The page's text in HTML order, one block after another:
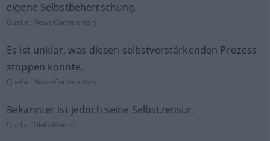
eigene Selbstbeherrschung.
Quelle: News-Commentary
Es ist unklar, was diesen selbstverstärkenden Prozess
stoppen könnte.
Quelle: News-Commentary
Bekannter ist jedoch seine Selbstzensur.
Quelle: GlobalVoices